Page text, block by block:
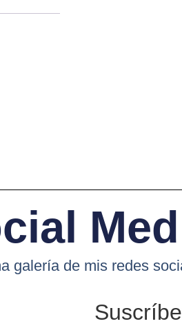
galería de mis redes